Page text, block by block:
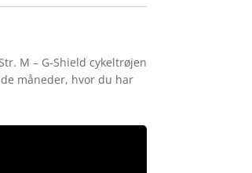
M – G-Shield cykeltrøjen
måneder, hvor du har